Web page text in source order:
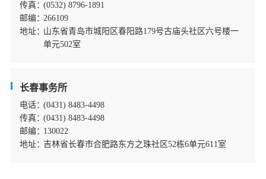
传真：(0532) 8796-1891
邮编：266109
地址：山东省青岛市城阳区春阳路179号古庙头社区六号楼一
单元502室
长春事务所
电话：(0431) 8483-4498
传真：(0431) 8483-4498
邮编：130022
地址：吉林省长春市合肥路东方之珠社区52栋6单元611室